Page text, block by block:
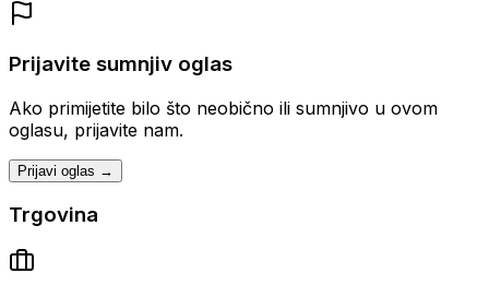
Prijavite sumnjiv oglas
Ako primijetite bilo što neobično ili sumnjivo u ovom
oglasu, prijavite nam.
Prijavi oglas →
Trgovina